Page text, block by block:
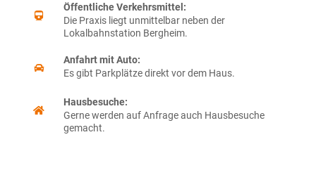
Öffentliche Verkehrsmittel:
Die Praxis liegt unmittelbar neben der
Lokalbahnstation Bergheim.
Anfahrt mit Auto:
Es gibt Parkplätze direkt vor dem Haus.
Hausbesuche:
Gerne werden auf Anfrage auch Hausbesuche
gemacht.